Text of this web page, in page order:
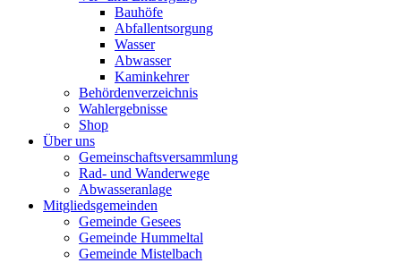
Bauhöfe
Abfallentsorgung
Wasser
Abwasser
Kaminkehrer
Behördenverzeichnis
Wahlergebnisse
Shop
Über uns
Gemeinschaftsversammlung
Rad- und Wanderwege
Abwasseranlage
Mitgliedsgemeinden
Gemeinde Gesees
Gemeinde Hummeltal
Gemeinde Mistelbach